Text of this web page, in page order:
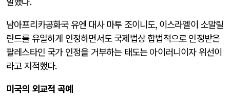
남아프리카공화국 유엔 대사 마투 조이니도, 이스라엘이 소말릴
란드를 유일하게 인정하면서도 국제법상 합법적으로 인정받은
팔레스타인 국가 인정을 거부하는 태도는 아이러니이자 위선이
라고 지적했다.
미국의 외교적 곡예